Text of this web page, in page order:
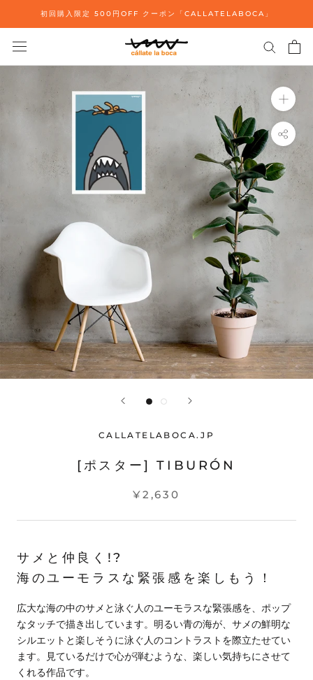
移
初回購入限定 500円OFF クーポン「CALLATELABOCA」
CALLATELABOCA.JP
[ポスター] TIBURÓN
¥2,630
サメと仲良く!?
海のユーモラスな緊張感を楽しもう！
広大な海の中のサメと泳ぐ人のユーモラスな緊張感を、ポップ
なタッチで描き出しています。明るい青の海が、サメの鮮明な
シルエットと楽しそうに泳ぐ人のコントラストを際立たせてい
ます。見ているだけで心が弾むような、楽しい気持ちにさせて
くれる作品です。